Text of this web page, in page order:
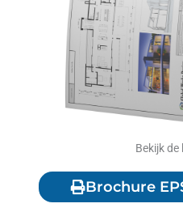
Bekijk
Brochure